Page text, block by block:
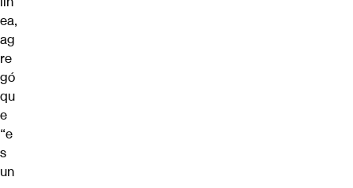
ea,
ag
re
gó
qu
e
“e
s
un